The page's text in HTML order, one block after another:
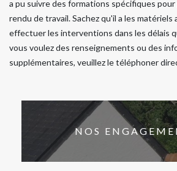
a pu suivre des formations spécifiques
rendu de travail. Sachez qu'il a les matériels
effectuer les interventions dans les délais
vous voulez des renseignements ou des
supplémentaires, veuillez le téléphoner
NOS